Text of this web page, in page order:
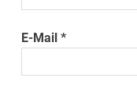
E-Mail*